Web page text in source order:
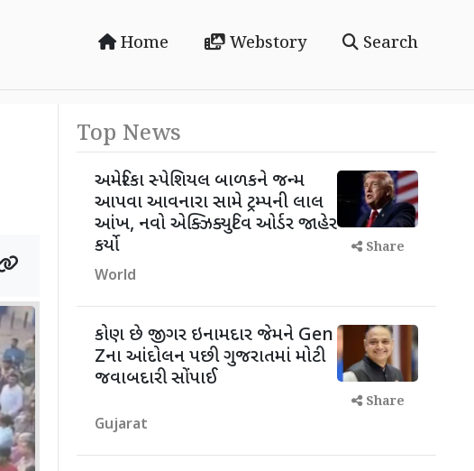
Home Webstory Search
Top News
અમેરિકા સ્પેશિયલ બાળકને જન્મ
આપવા આવનારા સામે ટ્રમ્પની લાલ
આંખ, નવો એક્ઝિક્યુટિવ ઓર્ડર જાહેર
કર્યો
World
Share
કોણ છે જીગર ઇનામદાર જેમને Gen
Zના આંદોલન પછી ગુજરાતમાં મોટી
જવાબદારી સોંપાઈ
Gujarat
Share